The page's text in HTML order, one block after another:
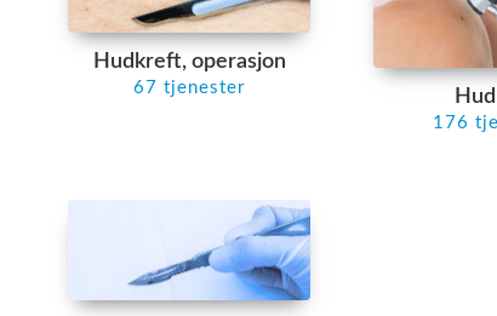
Hudkreft, operasjon
67 tjenester
176